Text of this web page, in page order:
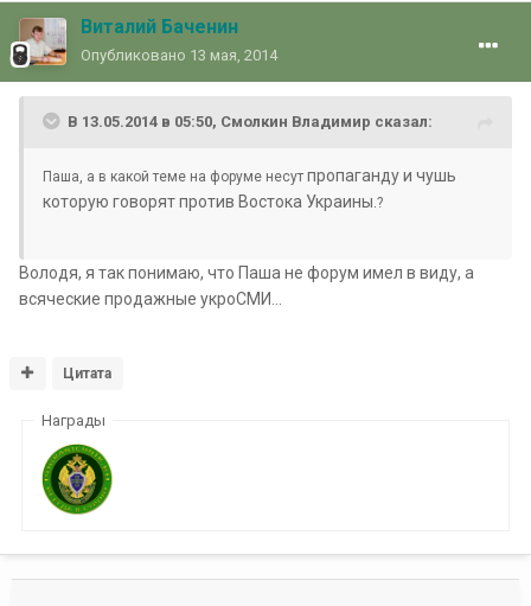
Виталий Баченин
Опубликовано 13 мая, 2014
В 13.05.2014 в 05:50, Смолкин Владимир сказал:
Паша, а в какой теме на форуме несут пропаганду и чушь
которую говорят против Востока Украины.?
Володя, я так понимаю, что Паша не форум имел в виду, а
всяческие продажные укроСМИ...
Цитата
Награды